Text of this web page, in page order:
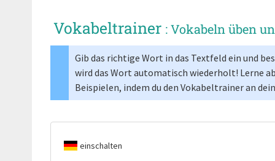
Vokabeltrainer : Vokabeln üben
Gib das richtige Wort in das Textfeld ein und
wird das Wort automatisch wiederholt! Lerne
Beispielen, indem du den Vokabeltrainer an
einschalten